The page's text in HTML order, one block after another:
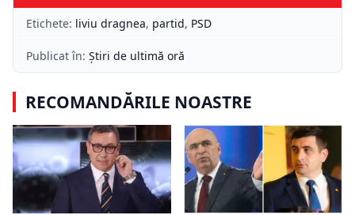
Etichete: liviu dragnea, partid, PSD
Publicat în: Știri de ultimă oră
RECOMANDĂRILE NOASTRE